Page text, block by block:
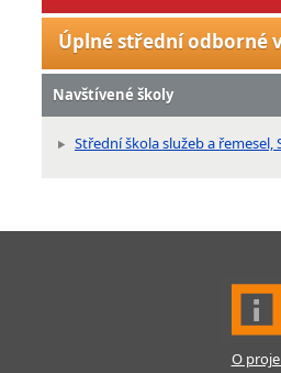
Úplné střední odborné
Navštívené školy
Střední škola služeb a řemesel,
O